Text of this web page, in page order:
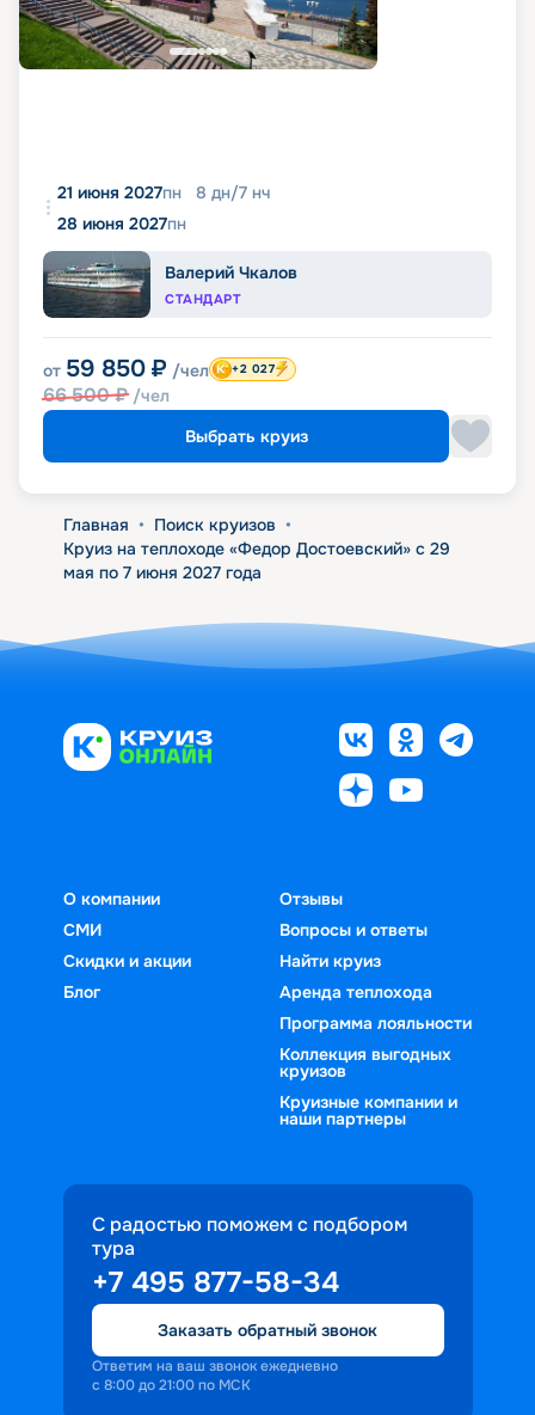
21 июня 2027пн 8 дн/7 нч
28 июня 2027пн
Валерий Чкалов
СТАНДАРТ
от 59 850 ₽ /чел
66 500₽ /чел
+2 027
Выбрать круиз
Главная • Поиск круизов •
Круиз на теплоходе «Федор Достоевский» с 29
мая по 7 июня 2027 года
О компании
СМИ
Скидки и акции
Блог
Отзывы
Вопросы и ответы
Найти круиз
Аренда теплохода
Программа лояльности
Коллекция выгодных
круизов
Круизные компании и
наши партнеры
С радостью поможем с подбором
тура
+7 495 877-58-34
Заказать обратный звонок
Ответим на ваш звонок ежедневно
с 8:00 до 21:00 по МСК